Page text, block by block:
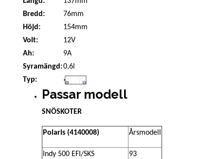
Bredd:
76mm
Höjd:
154mm
Volt:
12V
Ah:
9A
Syramängd:0,6l
Typ:
Passar modell
SNÖSKOTER
Polaris (4140008) Årsmodell
Indy 500 EFI/SKS
93